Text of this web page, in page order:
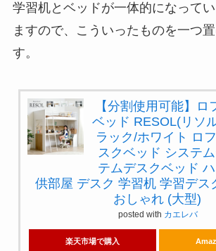
学習机とベッドが一体的になって
ますので、こういったものを一つ
す。
【分割使用可能】ロ
ベッド RESOL(リソ
ラック/ホワイト ロ
スクベッド システ
テムデスクベッド
供部屋 デスク 学習机 学習デス
おしゃれ (大型)
posted with カエレバ
楽天市場で購入